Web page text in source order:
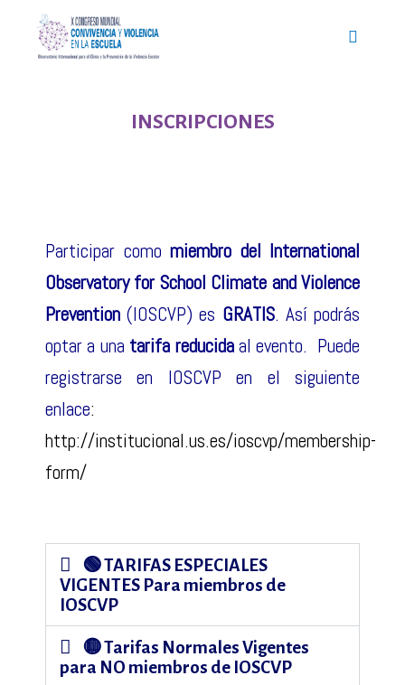
INSCRIPCIONES
Participar como miembro del International
Observatory for School Climate and Violence
Prevention (IOSCVP) es GRATIS. Así podrás
optar a una tarifa reducidaal evento. Puede
registrarse en IOSCVP en el siguiente
enlace:
http://institucional.us.es/ioscvp/membership-
form/
🟢 TARIFAS ESPECIALES
VIGENTES Para miembros de
IOSCVP
🟡 Tarifas Normales Vigentes
para NO miembros de IOSCVP